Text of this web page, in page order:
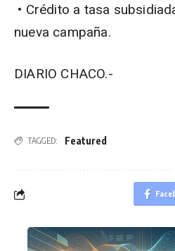
• Crédito a tasa
nueva campaña.
DIARIO CHACO.-
TAGGED: Featured